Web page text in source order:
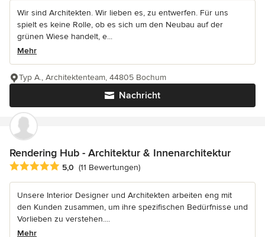
Wir sind Architekten. Wir lieben es, zu entwerfen. Für uns
spielt es keine Rolle, ob es sich um den Neubau auf der
grünen Wiese handelt, e...
Mehr
Nachricht
Typ A., Architektenteam, 44805 Bochum
Rendering Hub - Architektur & Innenarchitektur
Durchschnittliche Bewertung: 5 von 5 Sternen
5,0 (11 Bewertungen)
Unsere Interior Designer und Architekten arbeiten eng mit
den Kunden zusammen, um ihre spezifischen Bedürfnisse und
Vorlieben zu verstehen....
Mehr